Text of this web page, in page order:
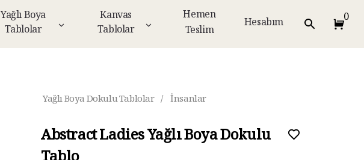
Yağlı Boya
Tablolar
Kanvas
Tablolar
Hemen
Teslim
Hesabım 0
Yağlı Boya Dokulu Tablolar / İnsanlar
Abstract Ladies Yağlı Boya Dokulu